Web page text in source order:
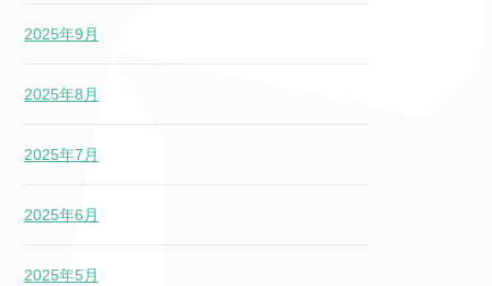
2025年9月
2025年8月
2025年7月
2025年6月
2025年5月